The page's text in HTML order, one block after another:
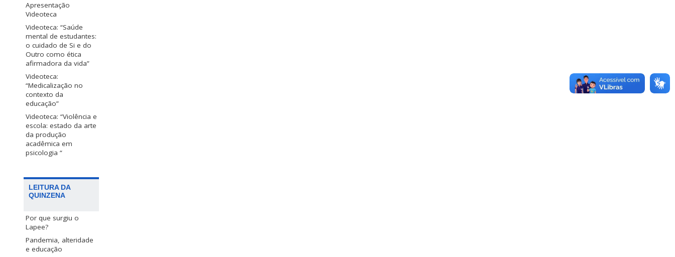
Apresentação
Videoteca
Videoteca: “Saúde
mental de estudantes:
o cuidado de Si e do
Outro como ética
afirmadora da vida”
Videoteca:
“Medicalização no
contexto da
educação”
Videoteca: “Violência e
escola: estado da arte
da produção
acadêmica em
psicologia “
LEITURA DA
QUINZENA
Por que surgiu o
Lapee?
Pandemia, alteridade
e educação